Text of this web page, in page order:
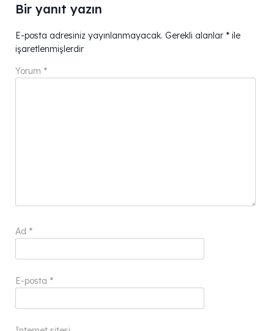
Bir yanıt yazın
E-posta adresiniz yayınlanmayacak. Gerekli alanlar * ile
işaretlenmişlerdir
Yorum *
Ad *
E-posta *